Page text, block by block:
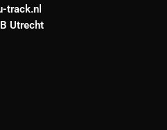
track.nl
Utrecht